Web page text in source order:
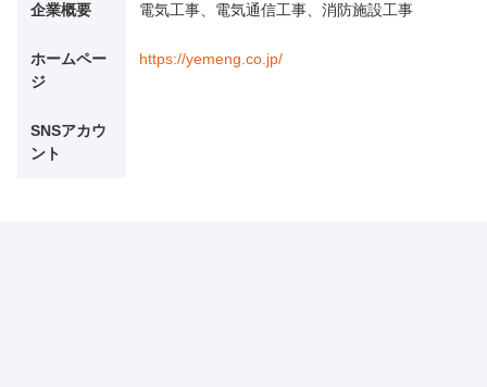
企業概要 電気工事、電気通信工事、消防施設工事
ホームペー
ジ
https://yemeng.co.jp/
SNSアカウ
ント